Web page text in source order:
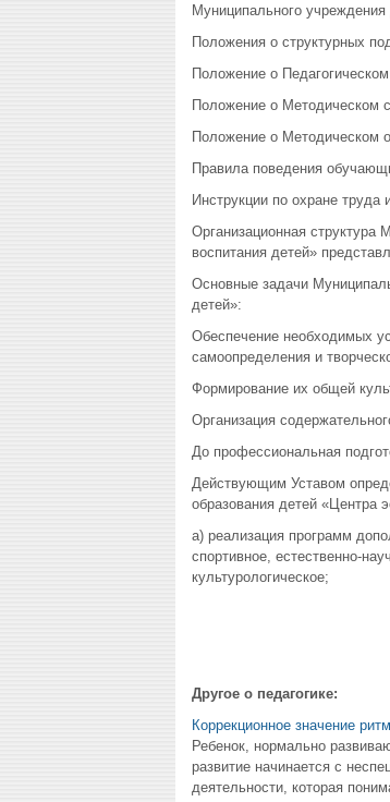
Муниципального учреждения
Положения о структурных
Положение о
Положение о Методическом
Положение о Методическом
Правила поведения
Инструкции по охране труда
Организационная структура
воспитания детей»
Основные задачи
детей»:
Обеспечение необходимых
самоопределения и
Формирование их общей
Организация
До профессиональная
Действующим Уставом
образования детей «Центра
а) реализация программ
спортивное, естественно-
культурологическое;
Другое о педагогике:
Коррекционное значение
Ребенок, нормально
развитие начинается с
деятельности, которая